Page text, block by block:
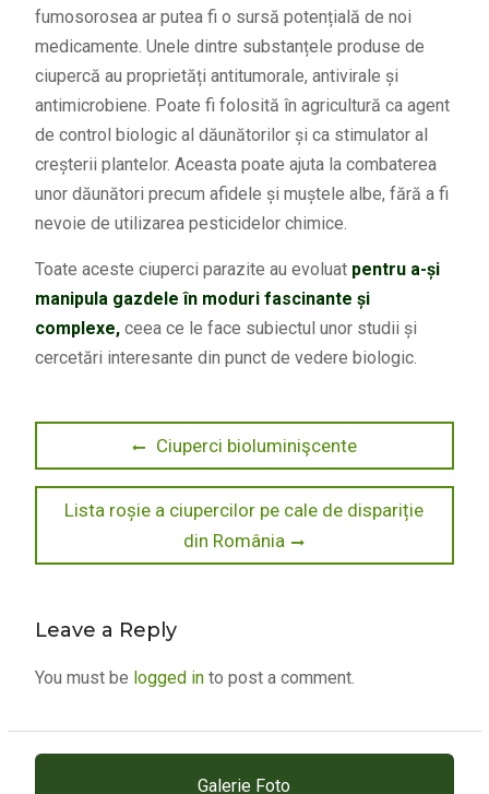
fumosorosea ar putea fi o sursă potențială de noi
medicamente. Unele dintre substanțele produse de
ciupercă au proprietăți antitumorale, antivirale și
antimicrobiene. Poate fi folosită în agricultură ca agent
de control biologic al dăunătorilor și ca stimulator al
creșterii plantelor. Aceasta poate ajuta la combaterea
unor dăunători precum afidele și muștele albe, fără a fi
nevoie de utilizarea pesticidelor chimice.
Toate aceste ciuperci parazite au evoluatpentru a-și
manipula gazdele în moduri fascinante și
complexe,ceea ce le face subiectul unor studii și
cercetări interesante din punct de vedere biologic.
navigation
Previous
post:
Ciuperci bioluminişcente
Next
Lista roșie a ciupercilor pe cale de dispariție
din România
Leave a Reply
You must be logged into post a comment.
Galerie Foto